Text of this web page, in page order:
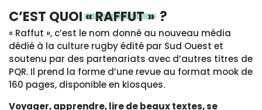
C’EST QUOI« RAFFUT » ?
« Raffut », c’est le nom donné au nouveau média
dédié à la culture rugby édité par Sud Ouest et
soutenu par des partenariats avec d’autres titres de
PQR. Il prend la forme d’une revue au format mook de
160 pages, disponible en kiosques.
Voyager, apprendre, lire de beaux textes, se